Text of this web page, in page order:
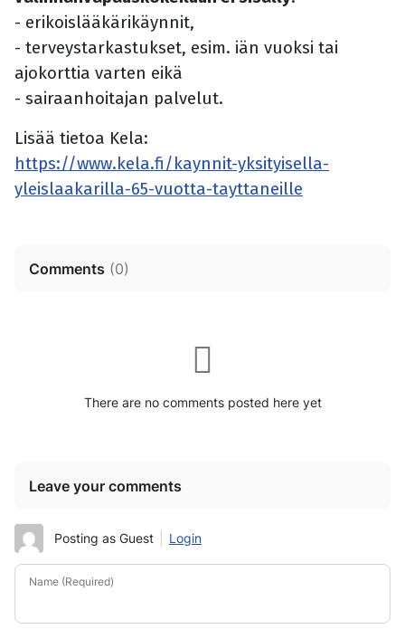
- erikoislääkärikäynnit,
- terveystarkastukset, esim. iän vuoksi tai
ajokorttia varten eikä
- sairaanhoitajan palvelut.
Lisää tietoa Kela:
https://www.kela.fi/kaynnit-yksityisella-
yleislaakarilla-65-vuotta-tayttaneille
Comments (0)
There are no comments posted here yet
Leave your comments
Posting as Guest Login
Name (Required)